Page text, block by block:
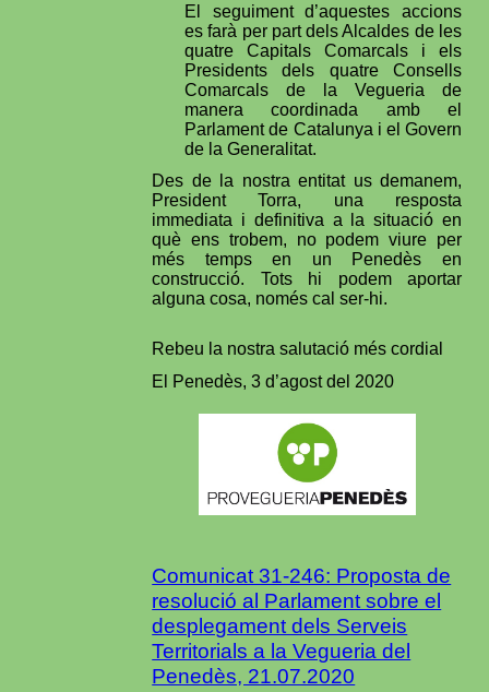
El seguiment d’aquestes accions
es farà per part dels Alcaldes de les
quatre Capitals Comarcals i els
Presidents dels quatre Consells
Comarcals de la Vegueria de
manera coordinada amb el
Parlament de Catalunya i el Govern
de la Generalitat.
Des de la nostra entitat us demanem,
President Torra, una resposta
immediata i definitiva a la situació en
què ens trobem, no podem viure per
més temps en un Penedès en
construcció. Tots hi podem aportar
alguna cosa, només cal ser-hi.
Rebeu la nostra salutació més cordial
El Penedès, 3 d’agost del 2020
Comunicat 31-246: Proposta de
resolució al Parlament sobre el
desplegament dels Serveis
Territorials a la Vegueria del
Penedès, 21.07.2020